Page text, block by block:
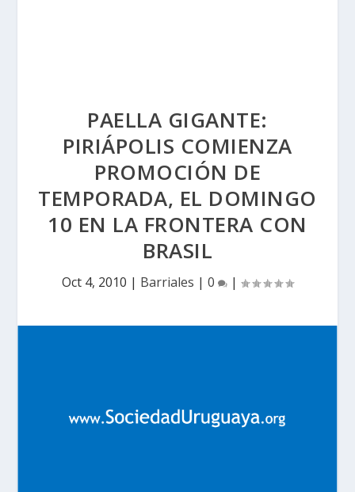
PAELLA GIGANTE:
PIRIÁPOLIS COMIENZA
PROMOCIÓN DE
TEMPORADA, EL DOMINGO
10 EN LA FRONTERA CON
BRASIL
Oct 4, 2010 | Barriales | 0 |